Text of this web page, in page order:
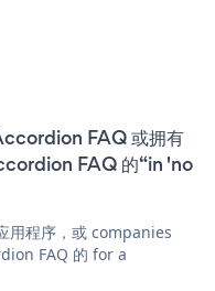
FAQ 或拥有
FAQ 的“in 'no
用程序，或 companies
FAQ 的 for a